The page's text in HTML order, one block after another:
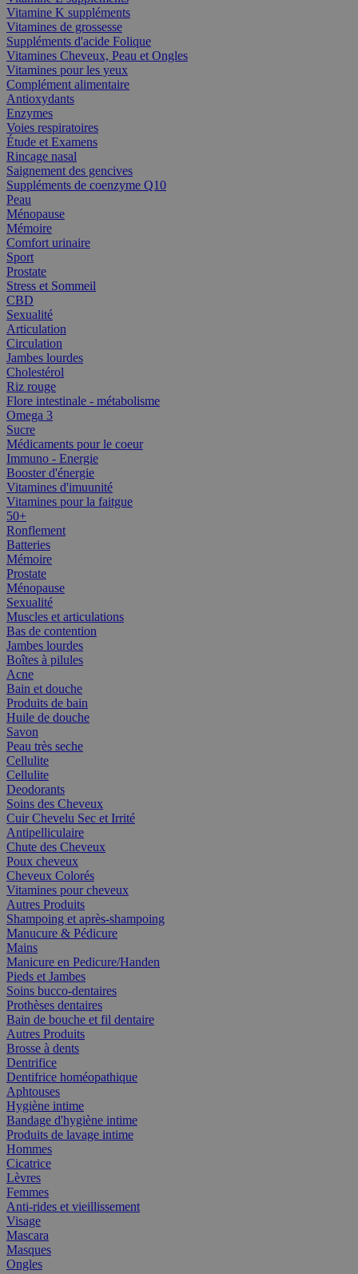
Vitamine K suppléments
Vitamines de grossesse
Suppléments d'acide Folique
Vitamines Cheveux, Peau et Ongles
Vitamines pour les yeux
Complément alimentaire
Antioxydants
Enzymes
Voies respiratoires
Étude et Examens
Rincage nasal
Saignement des gencives
Suppléments de coenzyme Q10
Peau
Ménopause
Mémoire
Comfort urinaire
Sport
Prostate
Stress et Sommeil
CBD
Sexualité
Articulation
Circulation
Jambes lourdes
Cholestérol
Riz rouge
Flore intestinale - métabolisme
Omega 3
Sucre
Médicaments pour le coeur
Immuno - Energie
Booster d'énergie
Vitamines d'imuunité
Vitamines pour la faitgue
50+
Ronflement
Batteries
Mémoire
Prostate
Ménopause
Sexualité
Muscles et articulations
Bas de contention
Jambes lourdes
Boîtes à pilules
Acne
Bain et douche
Produits de bain
Huile de douche
Savon
Peau très seche
Cellulite
Cellulite
Deodorants
Soins des Cheveux
Cuir Chevelu Sec et Irrité
Antipelliculaire
Chute des Cheveux
Poux cheveux
Cheveux Colorés
Vitamines pour cheveux
Autres Produits
Shampoing et après-shampoing
Manucure & Pédicure
Mains
Manicure en Pedicure/Handen
Pieds et Jambes
Soins bucco-dentaires
Prothèses dentaires
Bain de bouche et fil dentaire
Autres Produits
Brosse à dents
Dentrifice
Dentifrice homéopathique
Aphtouses
Hygiène intime
Bandage d'hygiène intime
Produits de lavage intime
Hommes
Cicatrice
Lèvres
Femmes
Anti-rides et vieillissement
Visage
Mascara
Masques
Ongles